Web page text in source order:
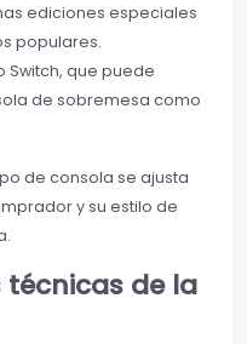
ediciones especiales
populares.
Switch, que puede
de sobremesa como
de consola se ajusta
y su estilo de
técnicas de la